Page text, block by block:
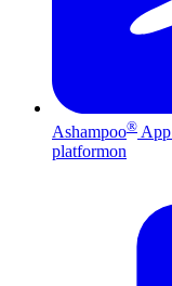
Ashampoo® App
platformon